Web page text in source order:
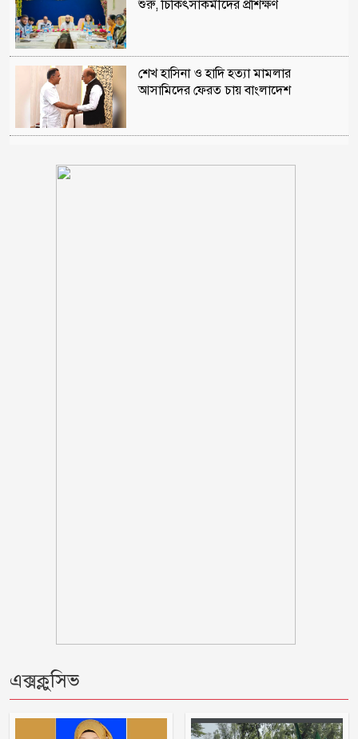
শুরু, চিকিৎসাকর্মীদের প্রশিক্ষণ
শেখ হাসিনা ও হাদি হত্যা মামলার
আসামিদের ফেরত চায় বাংলাদেশ
খেজুরের বাগানে সন্ত্রাসীদের তাণ্ডব
মাঠে নামছে ৮ আন্তর্জাতিক সংস্থা
এক্সক্লুসিভ